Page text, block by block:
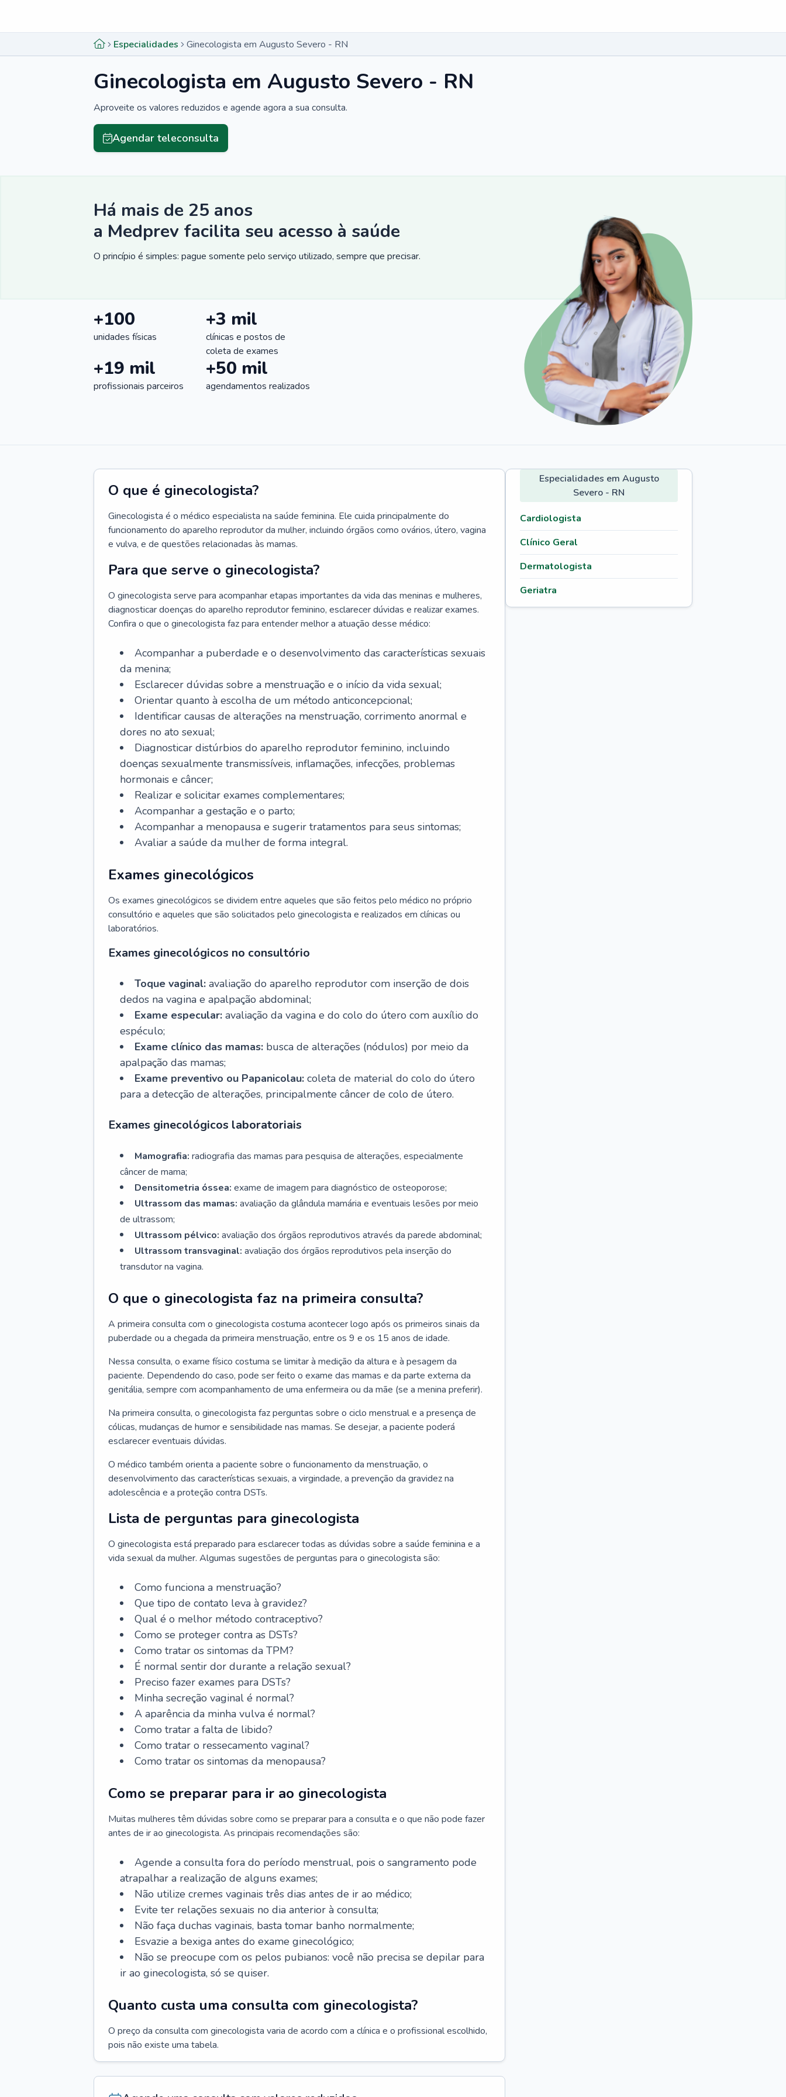
Especialidades Ginecologista em Augusto Severo - RN
Ginecologista em Augusto Severo - RN
Aproveite os valores reduzidos e agende agora a sua consulta.
Agendar teleconsulta
Há mais de 25 anos
a Medprev facilita seu acesso à saúde
O princípio é simples: pague somente pelo serviço utilizado, sempre que precisar.
+100
unidades físicas
+3 mil
clínicas e postos de
coleta de exames
+19 mil
profissionais parceiros
+50 mil
agendamentos realizados
O que é ginecologista?
Ginecologista é o médico especialista na saúde feminina. Ele cuida principalmente do
funcionamento do aparelho reprodutor da mulher, incluindo órgãos como ovários, útero, vagina
e vulva, e de questões relacionadas às mamas.
Para que serve o ginecologista?
O ginecologista serve para acompanhar etapas importantes da vida das meninas e mulheres,
diagnosticar doenças do aparelho reprodutor feminino, esclarecer dúvidas e realizar exames.
Confira o que o ginecologista faz para entender melhor a atuação desse médico:
Acompanhar a puberdade e o desenvolvimento das características sexuais
da menina;
Esclarecer dúvidas sobre a menstruação e o início da vida sexual;
Orientar quanto à escolha de um método anticoncepcional;
Identificar causas de alterações na menstruação, corrimento anormal e
dores no ato sexual;
Diagnosticar distúrbios do aparelho reprodutor feminino, incluindo
doenças sexualmente transmissíveis, inflamações, infecções, problemas
hormonais e câncer;
Realizar e solicitar exames complementares;
Acompanhar a gestação e o parto;
Acompanhar a menopausa e sugerir tratamentos para seus sintomas;
Avaliar a saúde da mulher de forma integral.
Exames ginecológicos
Os exames ginecológicos se dividem entre aqueles que são feitos pelo médico no próprio
consultório e aqueles que são solicitados pelo ginecologista e realizados em clínicas ou
laboratórios.
Exames ginecológicos no consultório
Toque vaginal: avaliação do aparelho reprodutor com inserção de dois
dedos na vagina e apalpação abdominal;
Exame especular: avaliação da vagina e do colo do útero com auxílio do
espéculo;
Exame clínico das mamas: busca de alterações (nódulos) por meio da
apalpação das mamas;
Exame preventivo ou Papanicolau: coleta de material do colo do útero
para a detecção de alterações, principalmente câncer de colo de útero.
Exames ginecológicos laboratoriais
Mamografia: radiografia das mamas para pesquisa de alterações, especialmente
câncer de mama;
Densitometria óssea: exame de imagem para diagnóstico de osteoporose;
Ultrassom das mamas: avaliação da glândula mamária e eventuais lesões por meio
de ultrassom;
Ultrassom pélvico: avaliação dos órgãos reprodutivos através da parede abdominal;
Ultrassom transvaginal: avaliação dos órgãos reprodutivos pela inserção do
transdutor na vagina.
O que o ginecologista faz na primeira consulta?
A primeira consulta com o ginecologista costuma acontecer logo após os primeiros sinais da
puberdade ou a chegada da primeira menstruação, entre os 9 e os 15 anos de idade.
Nessa consulta, o exame físico costuma se limitar à medição da altura e à pesagem da
paciente. Dependendo do caso, pode ser feito o exame das mamas e da parte externa da
genitália, sempre com acompanhamento de uma enfermeira ou da mãe (se a menina preferir).
Na primeira consulta, o ginecologista faz perguntas sobre o ciclo menstrual e a presença de
cólicas, mudanças de humor e sensibilidade nas mamas. Se desejar, a paciente poderá
esclarecer eventuais dúvidas.
O médico também orienta a paciente sobre o funcionamento da menstruação, o
desenvolvimento das características sexuais, a virgindade, a prevenção da gravidez na
adolescência e a proteção contra DSTs.
Lista de perguntas para ginecologista
O ginecologista está preparado para esclarecer todas as dúvidas sobre a saúde feminina e a
vida sexual da mulher. Algumas sugestões de perguntas para o ginecologista são:
Como funciona a menstruação?
Que tipo de contato leva à gravidez?
Qual é o melhor método contraceptivo?
Como se proteger contra as DSTs?
Como tratar os sintomas da TPM?
É normal sentir dor durante a relação sexual?
Preciso fazer exames para DSTs?
Minha secreção vaginal é normal?
A aparência da minha vulva é normal?
Como tratar a falta de libido?
Como tratar o ressecamento vaginal?
Como tratar os sintomas da menopausa?
Como se preparar para ir ao ginecologista
Muitas mulheres têm dúvidas sobre como se preparar para a consulta e o que não pode fazer
antes de ir ao ginecologista. As principais recomendações são:
Agende a consulta fora do período menstrual, pois o sangramento pode
atrapalhar a realização de alguns exames;
Não utilize cremes vaginais três dias antes de ir ao médico;
Evite ter relações sexuais no dia anterior à consulta;
Não faça duchas vaginais, basta tomar banho normalmente;
Esvazie a bexiga antes do exame ginecológico;
Não se preocupe com os pelos pubianos: você não precisa se depilar para
ir ao ginecologista, só se quiser.
Quanto custa uma consulta com ginecologista?
O preço da consulta com ginecologista varia de acordo com a clínica e o profissional escolhido,
pois não existe uma tabela.
Especialidades em Augusto
Severo - RN
Cardiologista
Clínico Geral
Dermatologista
Geriatra